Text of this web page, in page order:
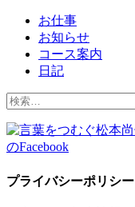
お仕事
お知らせ
コース案内
日記
検
プライバシーポリシー